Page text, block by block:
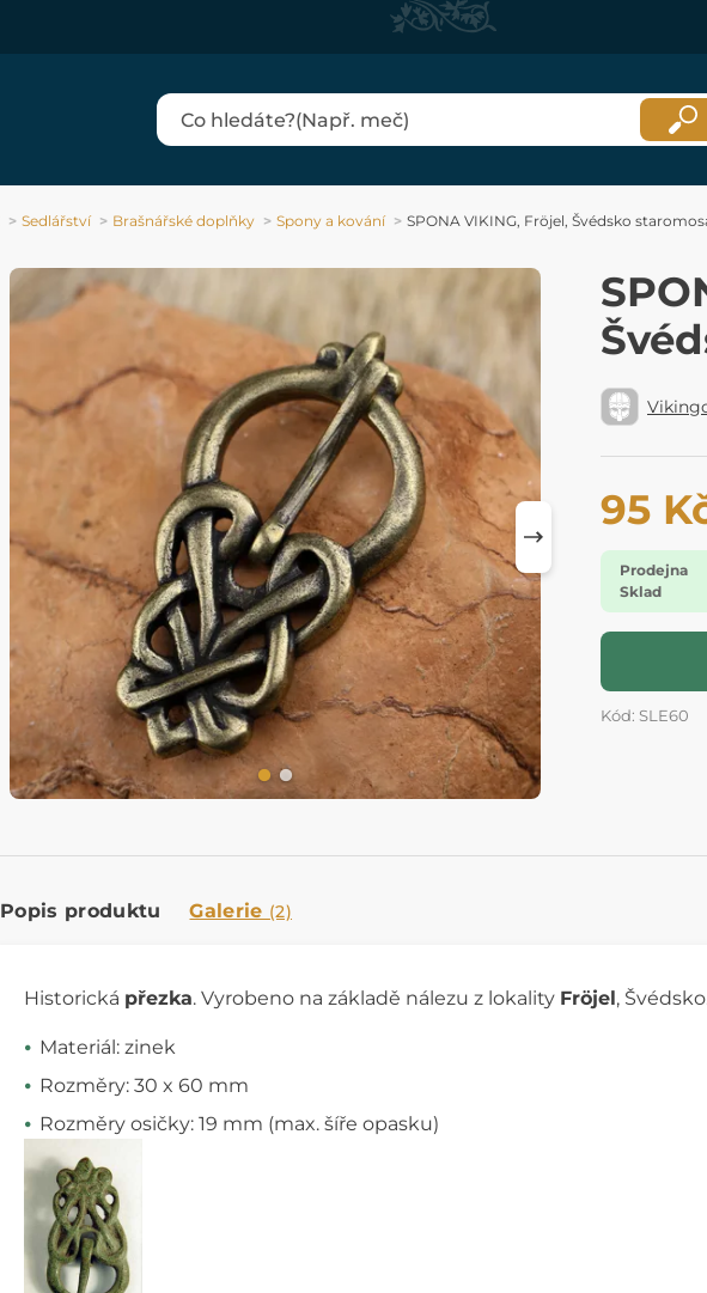
Sedlářství Brašnářské doplňky Spony a kování SPONA VIKING, Fröjel, Švédsko
95
Prodejna
Sklad
Kód: SLE60
Popis produktu Galerie (2)
Historická přezka. Vyrobeno na základě nálezu z lokality Fröjel,
Materiál: zinek
Rozměry: 30 x 60 mm
Rozměry osičky: 19 mm (max. šíře opasku)